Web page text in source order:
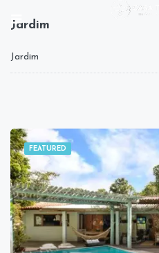
Jardim
Jardim
FEATURED